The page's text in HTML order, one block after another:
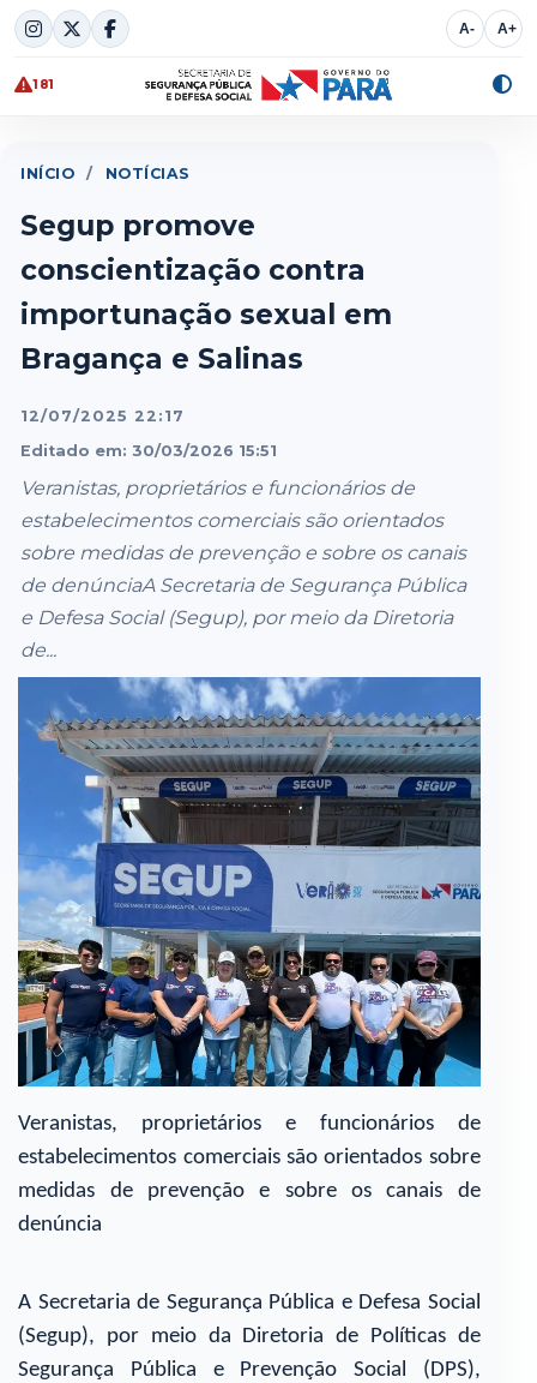
Skip
to
content
A- A+
181
INÍCIO / NOTÍCIAS
Segup promove
conscientização contra
importunação sexual em
Bragança e Salinas
12/07/2025 22:17
Editado em: 30/03/2026 15:51
Veranistas, proprietários e funcionários de
estabelecimentos comerciais são orientados
sobre medidas de prevenção e sobre os canais
de denúnciaA Secretaria de Segurança Pública
e Defesa Social (Segup), por meio da Diretoria
de...
Veranistas, proprietários e funcionários de
estabelecimentos comerciais são orientados sobre
medidas de prevenção e sobre os canais de
denúncia
A Secretaria de Segurança Pública e Defesa Social
(Segup), por meio da Diretoria de Políticas de
Segurança Pública e Prevenção Social (DPS),